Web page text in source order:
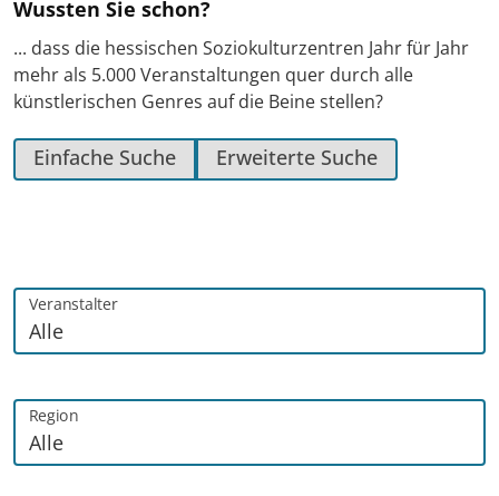
Wussten Sie schon?
... dass die hessischen Soziokulturzentren Jahr für Jahr
mehr als 5.000 Veranstaltungen quer durch alle
künstlerischen Genres auf die Beine stellen?
Einfache Suche Erweiterte Suche
Veranstalter
Region